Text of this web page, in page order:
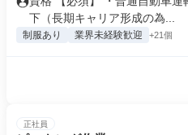
下（長期キャリア形成の為...
制服あり 業界未経験歓迎 +21個
正社員